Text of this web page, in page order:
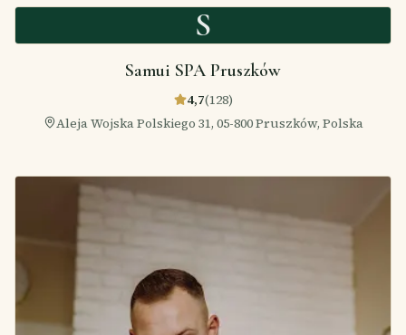
S
Samui SPA Pruszków
4,7(128)
Aleja Wojska Polskiego 31, 05-800 Pruszków, Polska